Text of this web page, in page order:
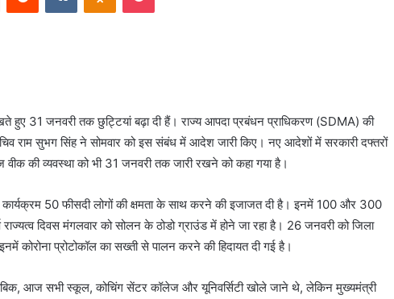
हुए 31 जनवरी तक छुट्टियां बढ़ा दी हैं। राज्य आपदा प्रबंधन प्राधिकरण (SDMA) की
राम सुभग सिंह ने सोमवार को इस संबंध में आदेश जारी किए। नए आदेशों में सरकारी दफ्तरों
की व्यवस्था को भी 31 जनवरी तक जारी रखने को कहा गया है।
50 फीसदी लोगों की क्षमता के साथ करने की इजाजत दी है। इनमें 100 और 300
राज्यत्व दिवस मंगलवार को सोलन के ठोडो ग्राउंड में होने जा रहा है। 26 जनवरी को जिला
कोरोना प्रोटोकॉल का सख्ती से पालन करने की हिदायत दी गई है।
आज सभी स्कूल, कोचिंग सेंटर कॉलेज और यूनिवर्सिटी खोले जाने थे, लेकिन मुख्यमंत्री